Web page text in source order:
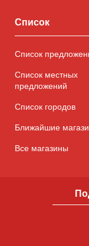
Список
Список
Список местных
предложений
Список городов
Ближайшие
Все магазины